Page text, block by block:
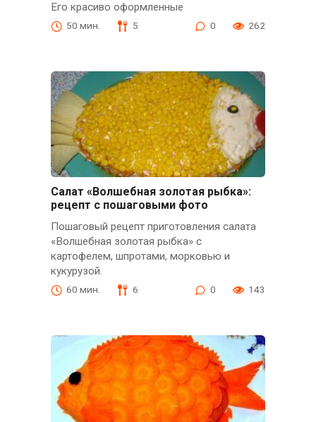
Его красиво оформленные
50 мин. 5 0 262
Салат «Волшебная золотая рыбка»:
рецепт с пошаговыми фото
Пошаговый рецепт приготовления салата
«Волшебная золотая рыбка» с
картофелем, шпротами, морковью и
кукурузой.
60 мин. 6 0 143